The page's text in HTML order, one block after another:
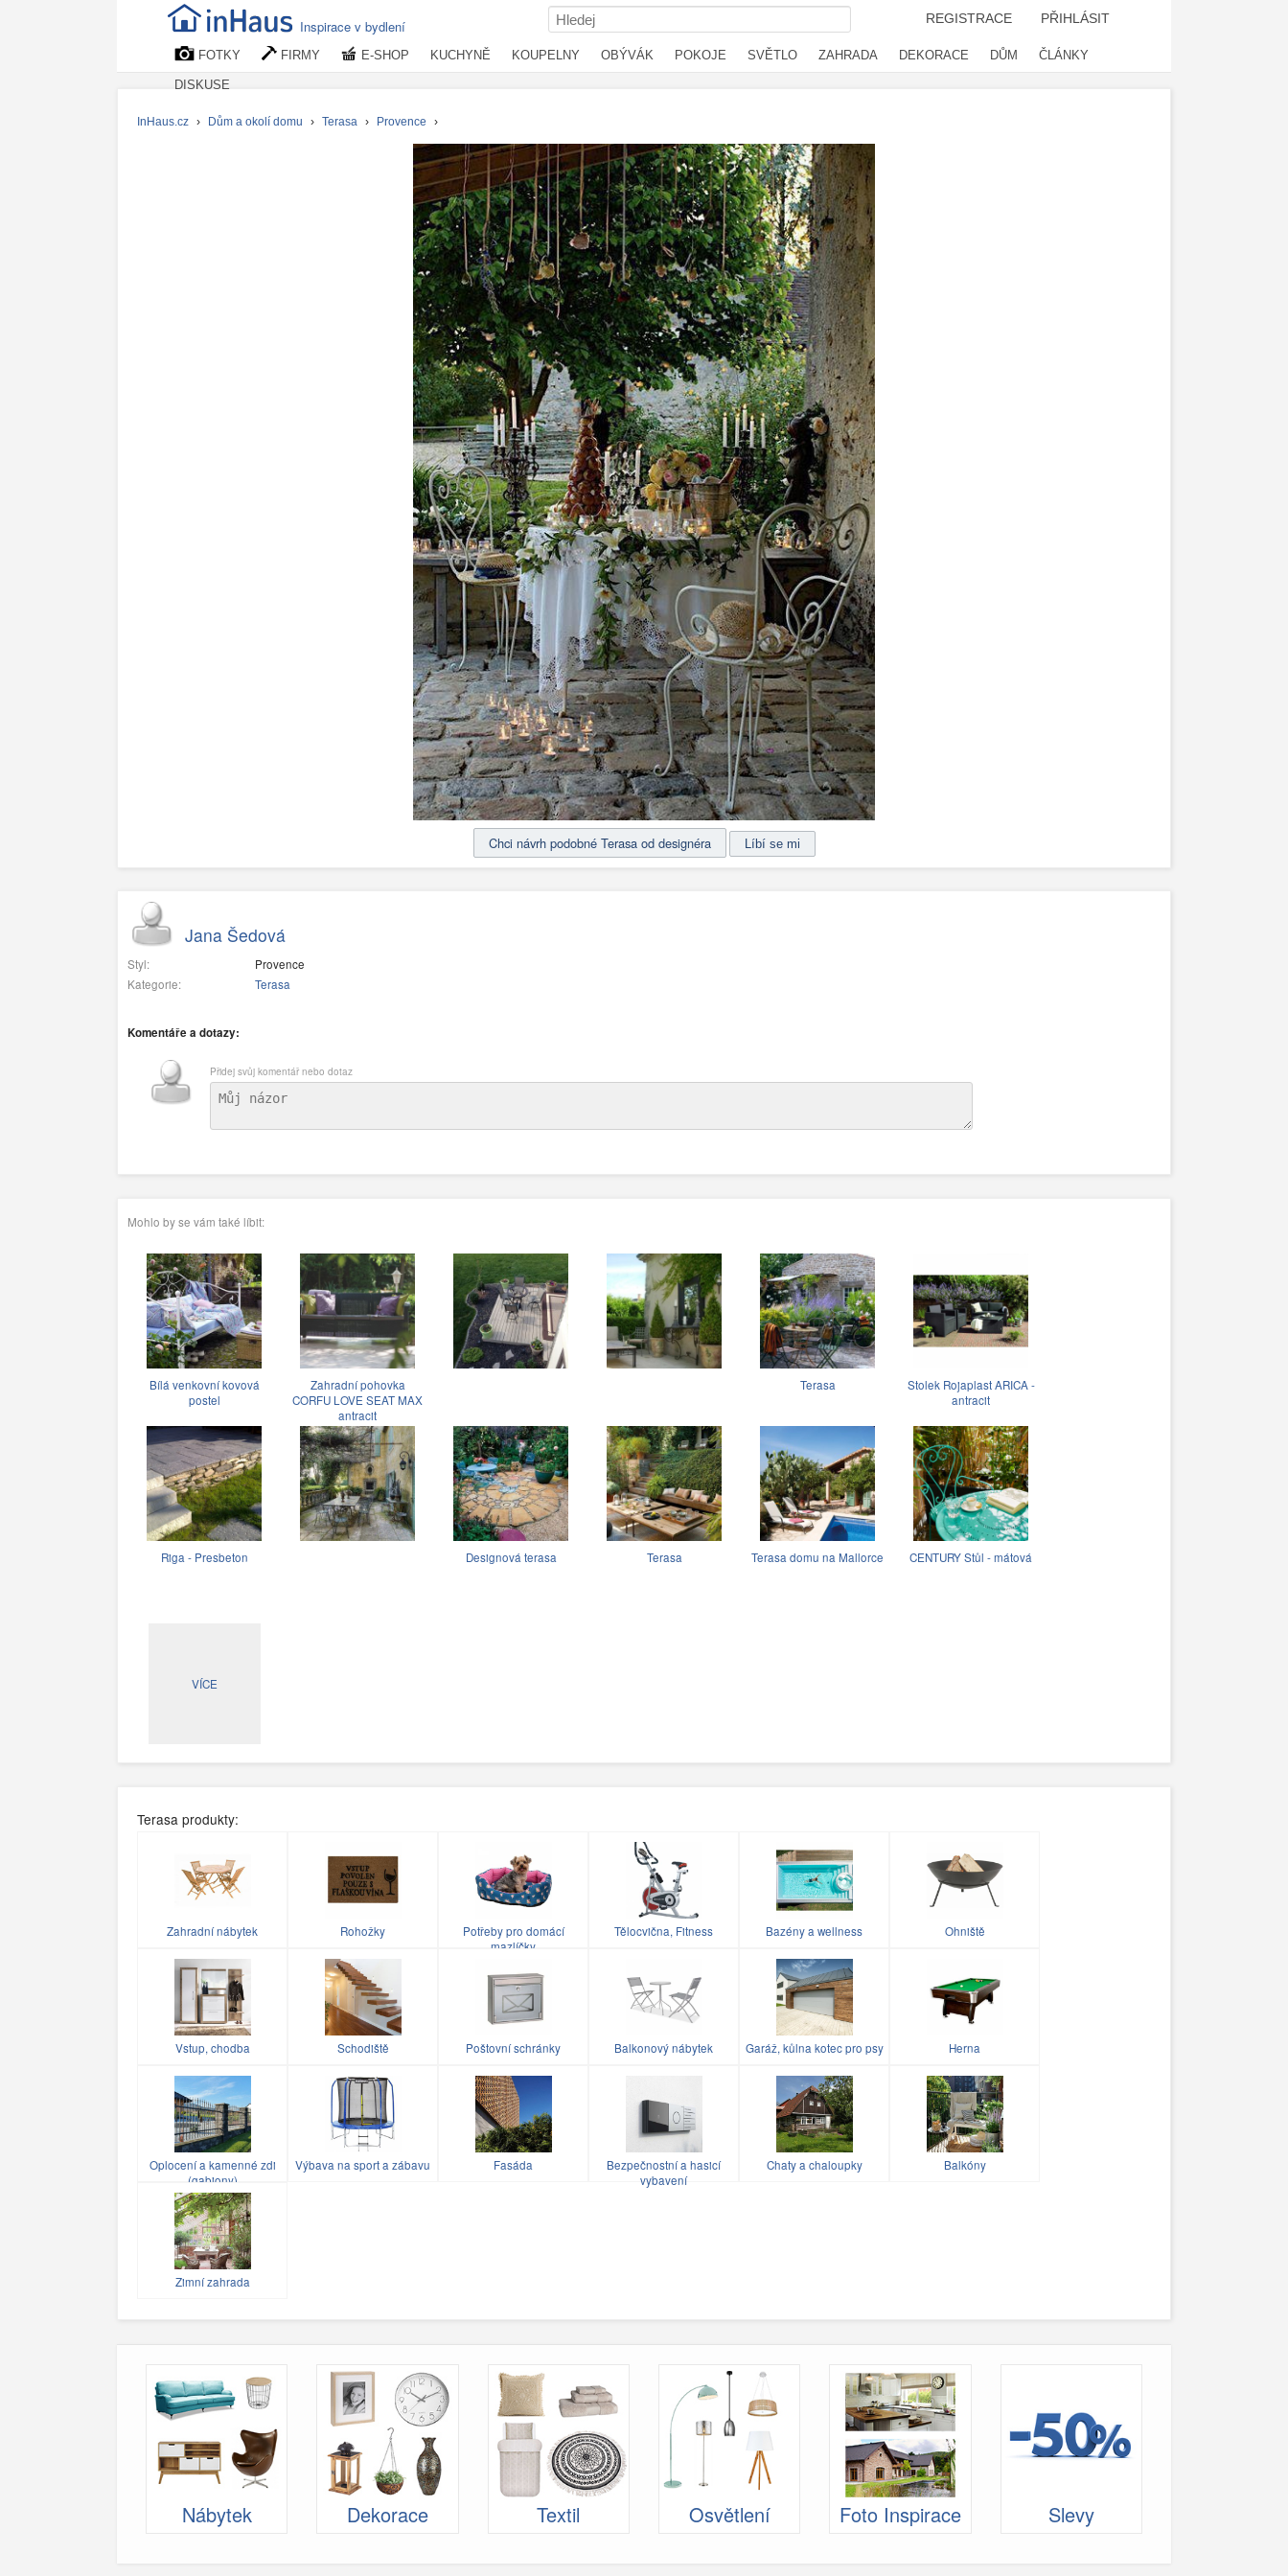
Inspirace v bydlení REGISTRACE PŘIHLÁSIT
FOTKY FIRMY E-SHOP KUCHYNĚ KOUPELNY OBÝVÁK POKOJE SVĚTLO ZAHRADA DEKORACE DŮM ČLÁNKY
DISKUSE
InHaus.cz › Dům a okolí domu › Terasa › Provence ›
Chci návrh podobné Terasa od designéra
Jana Šedová
Styl:
Provence
Kategorie:
Terasa
Komentáře a dotazy:
Přidej svůj komentář nebo dotaz
Mohlo by se vám také líbit:
Bílá venkovní kovová
postel
Zahradní pohovka
CORFU LOVE SEAT MAX
antracit
Terasa
Stolek Rojaplast ARICA -
antracit
Riga - Presbeton Designová terasa Terasa Terasa domu na Mallorce CENTURY Stůl - mátová
VÍCE
Terasa produkty:
Zahradní nábytek Rohožky
Potřeby pro domácí
mazlíčky
Tělocvična, Fitness Bazény a wellness Ohniště
Vstup, chodba Schodiště Poštovní schránky Balkonový nábytek Garáž, kůlna kotec pro psy Herna
Oplocení a kamenné zdi
(gabiony)
Výbava na sport a zábavu Fasáda
Bezpečnostní a hasicí
vybavení
Chaty a chaloupky Balkóny
Zimní zahrada
Nábytek Dekorace Textil Osvětlení Foto Inspirace Slevy